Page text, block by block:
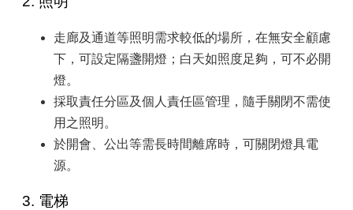
走廊及通道等照明需求較低的場所，在無安全顧慮
下，可設定隔盞開燈；白天如照度足夠，可不必開
燈。
採取責任分區及個人責任區管理，隨手關閉不需使
用之照明。
於開會、公出等需長時間離席時，可關閉燈具電
源。
3. 電梯